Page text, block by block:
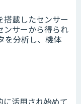
搭載したセンサー
ンサーから得られ
を分析し、機体
活用され始めて